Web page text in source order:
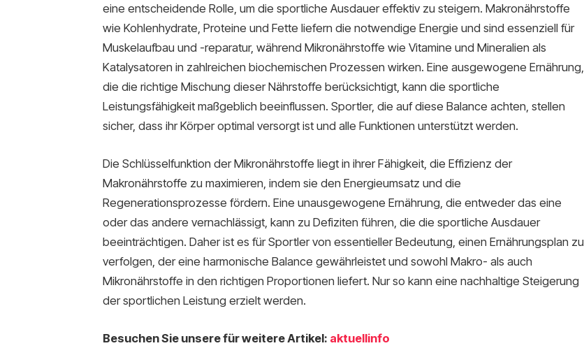
eine entscheidende Rolle, um die sportliche Ausdauer effektiv zu steigern. Makronährstoffe
wie Kohlenhydrate, Proteine und Fette liefern die notwendige Energie und sind essenziell für
Muskelaufbau und -reparatur, während Mikronährstoffe wie Vitamine und Mineralien als
Katalysatoren in zahlreichen biochemischen Prozessen wirken. Eine ausgewogene Ernährung,
die die richtige Mischung dieser Nährstoffe berücksichtigt, kann die sportliche
Leistungsfähigkeit maßgeblich beeinflussen. Sportler, die auf diese Balance achten, stellen
sicher, dass ihr Körper optimal versorgt ist und alle Funktionen unterstützt werden.
Die Schlüsselfunktion der Mikronährstoffe liegt in ihrer Fähigkeit, die Effizienz der
Makronährstoffe zu maximieren, indem sie den Energieumsatz und die
Regenerationsprozesse fördern. Eine unausgewogene Ernährung, die entweder das eine
oder das andere vernachlässigt, kann zu Defiziten führen, die die sportliche Ausdauer
beeinträchtigen. Daher ist es für Sportler von essentieller Bedeutung, einen Ernährungsplan zu
verfolgen, der eine harmonische Balance gewährleistet und sowohl Makro- als auch
Mikronährstoffe in den richtigen Proportionen liefert. Nur so kann eine nachhaltige Steigerung
der sportlichen Leistung erzielt werden.
Besuchen Sie unsere für weitere Artikel: aktuellinfo